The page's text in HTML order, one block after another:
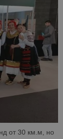
от 30 км.м, но